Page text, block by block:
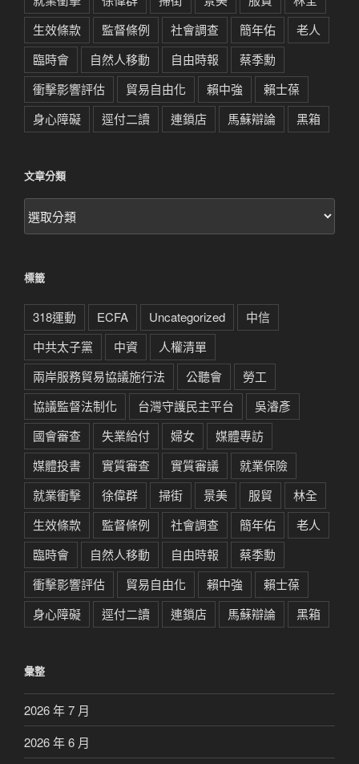
生效條款
監督條例 社會調查 簡年佑
老人
臨時會
自然人移動 自由時報
蔡季勳
衝擊影響評估
貿易自由化 賴中強
賴士葆
身心障礙
逕付二讀 連鎖店 馬蘇辯論 黑箱
文章分類
文
章
標籤
318運動 ECFA Uncategorized
中信
中共太子黨
中資
人權清單
兩岸服務貿易協議施行法
公聽會
勞工
協議監督法制化
台灣守護民主平台
吳濬彥
國會審查
失業給付 婦女
媒體專訪
媒體投書
實質審查 實質審議
就業保險
就業衝擊
徐偉群 掃街 景美 服貿
林全
生效條款
監督條例 社會調查 簡年佑
老人
臨時會
自然人移動 自由時報
蔡季勳
衝擊影響評估
貿易自由化 賴中強
賴士葆
身心障礙
逕付二讀 連鎖店 馬蘇辯論 黑箱
彙整
2026 年 7 月
2026 年 6 月